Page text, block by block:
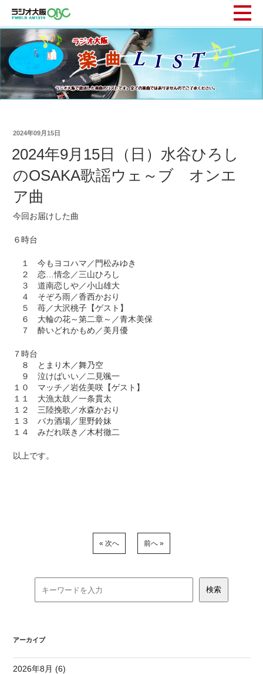
2024年09月15日
2024年9月15日（日）水谷ひろし
のOSAKA歌謡ウェ～ブ オンエ
ア曲
今回お届けした曲
６時台
１ 今もヨコハマ／門松みゆき
２ 恋…情念／三山ひろし
３ 道南恋しや／小山雄大
４ そぞろ雨／香西かおり
５ 苺／大沢桃子【ゲスト】
６ 大輪の花～第二章～／青木美保
７ 酔いどれかもめ／美月優
７時台
８ とまり木／舞乃空
９ 泣けばいい／二見颯一
１０ マッチ／岩佐美咲【ゲスト】
１１ 大漁太鼓／一条貫太
１２ 三陸挽歌／水森かおり
１３ バカ酒場／里野鈴妹
１４ みだれ咲き／木村徹二
以上です。
« 次へ 前へ »
アーカイブ
2026年8月 (6)